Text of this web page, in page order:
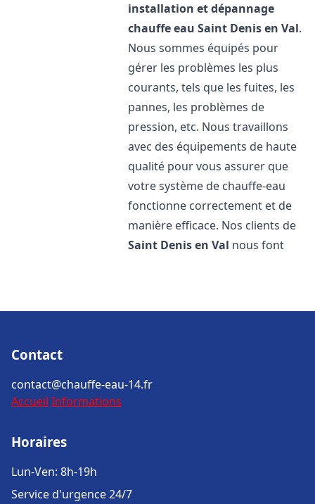
installation et dépannage
chauffe eau Saint Denis en Val.
Nous sommes équipés pour
gérer les problèmes les plus
courants, tels que les fuites, les
pannes, les problèmes de
pression, etc. Nous travaillons
avec des équipements de haute
qualité pour vous assurer que
votre système de chauffe-eau
fonctionne correctement et de
manière efficace. Nos clients de
Saint Denis en Val nous font
Contact
contact@chauffe-eau-14.fr
Accueil Informations
Horaires
Lun-Ven: 8h-19h
Service d'urgence 24/7